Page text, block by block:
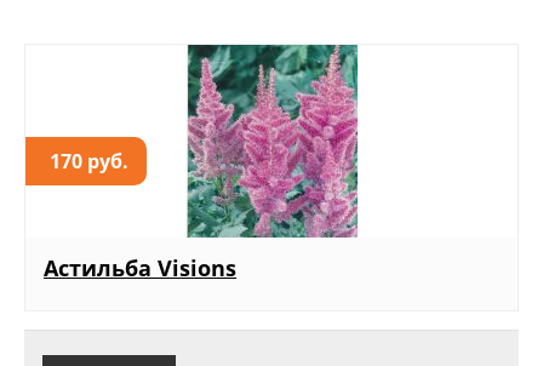
170 руб.
Астильба Visions